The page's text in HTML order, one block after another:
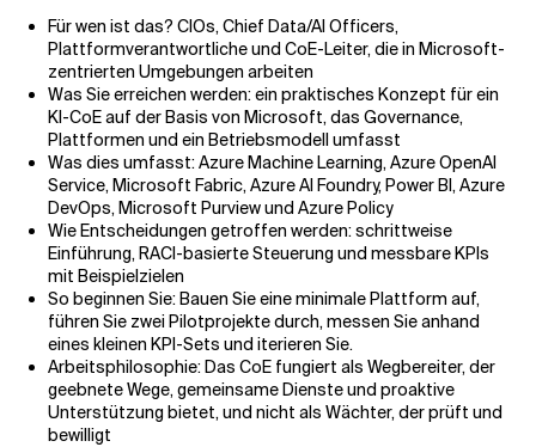
Für wen ist das? CIOs, Chief Data/AI Officers,
Plattformverantwortliche und CoE-Leiter, die in Microsoft-
zentrierten Umgebungen arbeiten
Was Sie erreichen werden: ein praktisches Konzept für ein
KI-CoE auf der Basis von Microsoft, das Governance,
Plattformen und ein Betriebsmodell umfasst
Was dies umfasst: Azure Machine Learning, Azure OpenAI
Service, Microsoft Fabric, Azure AI Foundry, Power BI, Azure
DevOps, Microsoft Purview und Azure Policy
Wie Entscheidungen getroffen werden: schrittweise
Einführung, RACI-basierte Steuerung und messbare KPIs
mit Beispielzielen
So beginnen Sie: Bauen Sie eine minimale Plattform auf,
führen Sie zwei Pilotprojekte durch, messen Sie anhand
eines kleinen KPI-Sets und iterieren Sie.
Arbeitsphilosophie: Das CoE fungiert als Wegbereiter, der
geebnete Wege, gemeinsame Dienste und proaktive
Unterstützung bietet, und nicht als Wächter, der prüft und
bewilligt